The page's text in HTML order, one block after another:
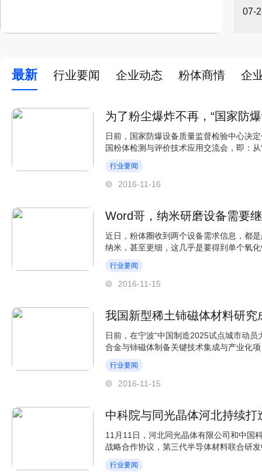
07-
最新 行业要闻 企业动态 粉体商情 企
为了粉尘爆炸不再，“国家防
日前，国家防爆设备质量监督检验中心决
国粉体检测与评价技术应用交流会，即：
2013年，国家质检总...
行业要闻
2016-11-16
Word哥，纳米研磨设备需要
近日，粉体圈收到两个设备需求信息，都
纳米，甚至更细，这几乎是要得到单个氧
要做更高深的量...
行业要闻
2016-11-15
我国新型稀土铈磁体材料研究
日前，在宁波“中国制造2025试点城市动
合金与铈磁体制备关键技术集成与产业化
铈磁体材料生产...
行业要闻
2016-11-15
中科院与同光晶体河北持续
11月11日，河北同光晶体有限公司和中国
战略合作协议，第三代半导体材料联合研
半导体研究所所...
行业要闻